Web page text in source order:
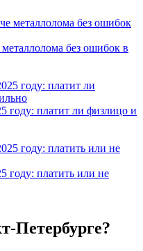
без ошибок в
году: платит ли физлицо и
году: платить или не
Петербурге?